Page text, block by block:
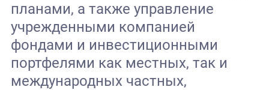
планами, а также управление
учрежденными компанией
фондами и инвестиционными
портфелями как местных, так и
международных частных,